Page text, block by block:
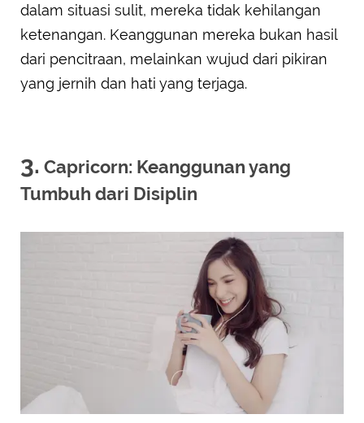
dalam situasi sulit, mereka tidak kehilangan
ketenangan. Keanggunan mereka bukan hasil
dari pencitraan, melainkan wujud dari pikiran
yang jernih dan hati yang terjaga.
3. Capricorn: Keanggunan yang
Tumbuh dari Disiplin